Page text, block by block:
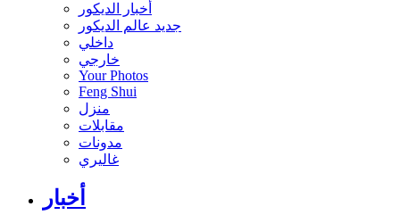
أخبار الديكور
جديد عالم الديكور
داخلي
خارجي
Your Photos
Feng Shui
منزل
مقابلات
مدونات
غاليري
أخبار